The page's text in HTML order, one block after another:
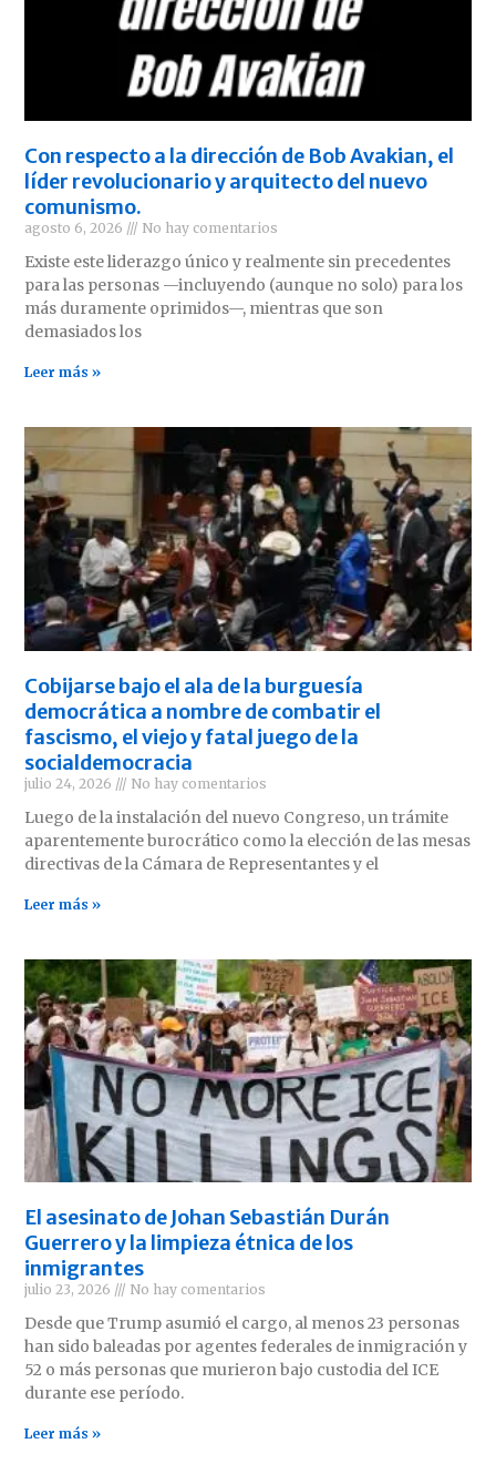
Con respecto a la dirección de Bob Avakian, el
líder revolucionario y arquitecto del nuevo
comunismo.
agosto 6, 2026 No hay comentarios
Existe este liderazgo único y realmente sin precedentes
para las personas —incluyendo (aunque no solo) para los
más duramente oprimidos—, mientras que son
demasiados los
Leer más »
Cobijarse bajo el ala de la burguesía
democrática a nombre de combatir el
fascismo, el viejo y fatal juego de la
socialdemocracia
julio 24, 2026 No hay comentarios
Luego de la instalación del nuevo Congreso, un trámite
aparentemente burocrático como la elección de las mesas
directivas de la Cámara de Representantes y el
Leer más »
El asesinato de Johan Sebastián Durán
Guerrero y la limpieza étnica de los
inmigrantes
julio 23, 2026 No hay comentarios
Desde que Trump asumió el cargo, al menos 23 personas
han sido baleadas por agentes federales de inmigración y
52 o más personas que murieron bajo custodia del ICE
durante ese período.
Leer más »